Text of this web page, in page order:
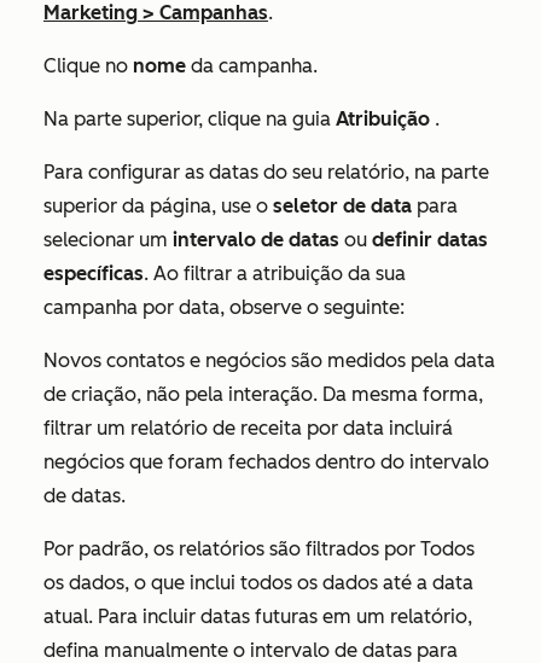
Marketing > Campanhas.
Clique no nome da campanha.
Na parte superior, clique na guia Atribuição .
Para configurar as datas do seu relatório, na parte
superior da página, use o seletor de data para
selecionar um intervalo de datas ou definir datas
específicas. Ao filtrar a atribuição da sua
campanha por data, observe o seguinte:
Novos contatos e negócios são medidos pela data
de criação, não pela interação. Da mesma forma,
filtrar um relatório de receita por data incluirá
negócios que foram fechados dentro do intervalo
de datas.
Por padrão, os relatórios são filtrados por Todos
os dados, o que inclui todos os dados até a data
atual. Para incluir datas futuras em um relatório,
defina manualmente o intervalo de datas para